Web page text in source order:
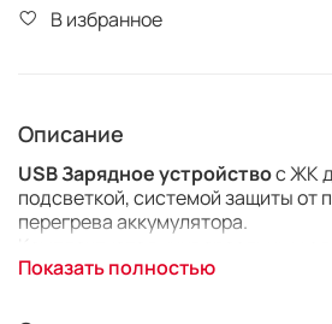
В избранное
Описание
USB Зарядное устройствоc ЖК
подсветкой, системой защиты от
перегрева аккумулятора.
USB от 220В
Показать полностью